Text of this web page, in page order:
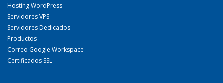
Hosting WordPress
Servidores VPS
Servidores Dedicados
Productos
Correo Google Workspace
Certificados SSL